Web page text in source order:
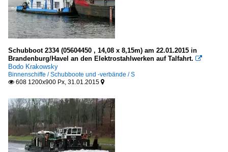
Schubboot 2334 (05604450 , 14,08 x 8,15m) am 22.01.2015 in
Brandenburg/Havel an den Elektrostahlwerken auf Talfahrt. 
Bodo Krakowsky
Binnenschiffe / Schubboote und -verbände / S
 608 1200x900 Px, 31.01.2015 